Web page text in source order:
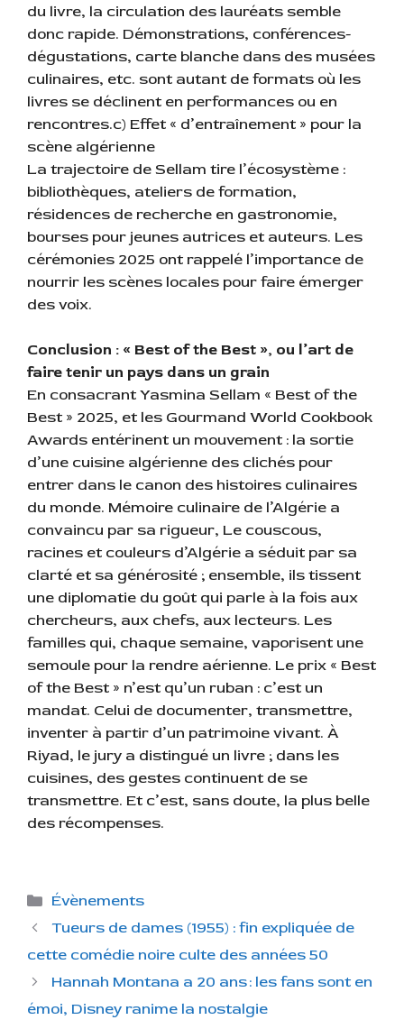
du livre, la circulation des lauréats semble
donc rapide. Démonstrations, conférences-
dégustations, carte blanche dans des musées
culinaires, etc. sont autant de formats où les
livres se déclinent en performances ou en
rencontres.c) Effet « d’entraînement » pour la
scène algérienne
La trajectoire de Sellam tire l’écosystème :
bibliothèques, ateliers de formation,
résidences de recherche en gastronomie,
bourses pour jeunes autrices et auteurs. Les
cérémonies 2025 ont rappelé l’importance de
nourrir les scènes locales pour faire émerger
des voix.
Conclusion : « Best of the Best », ou l’art de
faire tenir un pays dans un grain
En consacrant Yasmina Sellam « Best of the
Best » 2025, et les Gourmand World Cookbook
Awards entérinent un mouvement : la sortie
d’une cuisine algérienne des clichés pour
entrer dans le canon des histoires culinaires
du monde. Mémoire culinaire de l’Algérie a
convaincu par sa rigueur, Le couscous,
racines et couleurs d’Algérie a séduit par sa
clarté et sa générosité ; ensemble, ils tissent
une diplomatie du goût qui parle à la fois aux
chercheurs, aux chefs, aux lecteurs. Les
familles qui, chaque semaine, vaporisent une
semoule pour la rendre aérienne. Le prix « Best
of the Best » n’est qu’un ruban : c’est un
mandat. Celui de documenter, transmettre,
inventer à partir d’un patrimoine vivant. À
Riyad, le jury a distingué un livre ; dans les
cuisines, des gestes continuent de se
transmettre. Et c’est, sans doute, la plus belle
des récompenses.
C
a
é
g
o
Évènements
Tueurs de dames (1955) : fin expliquée de
cette comédie noire culte des années 50
Hannah Montana a 20 ans : les fans sont en
émoi, Disney ranime la nostalgie